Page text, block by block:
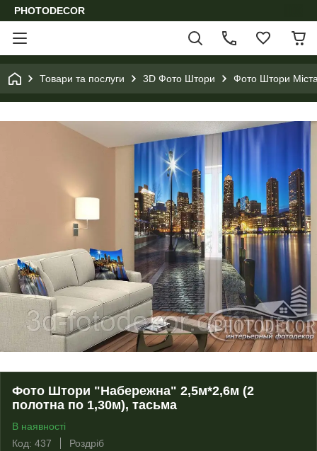
PHOTODECOR
Товари та послуги 3D Фото Штори Фото Штори
Фото Штори "Набережна" 2,5м*2,6м (2
полотна по 1,30м), тасьма
В наявності
Код: 437
Роздріб